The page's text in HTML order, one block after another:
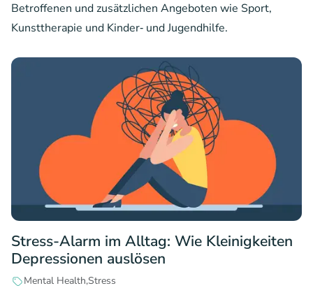
Betroffenen und zusätzlichen Angeboten wie Sport,
Kunsttherapie und Kinder‑ und Jugendhilfe.
Stress-Alarm im Alltag: Wie Kleinigkeiten
Depressionen auslösen
Mental HealthStress